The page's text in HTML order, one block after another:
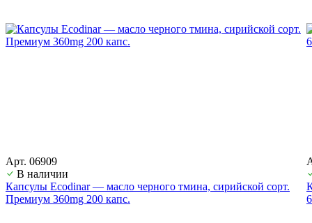
Арт. 06909
В наличии
Капсулы Ecodinar — масло черного тмина, сирийской сорт.
Премиум 360mg 200 капс.